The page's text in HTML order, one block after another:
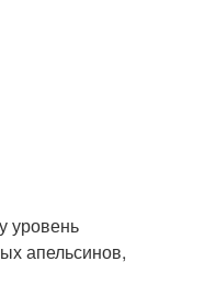
уровень
апельсинов,